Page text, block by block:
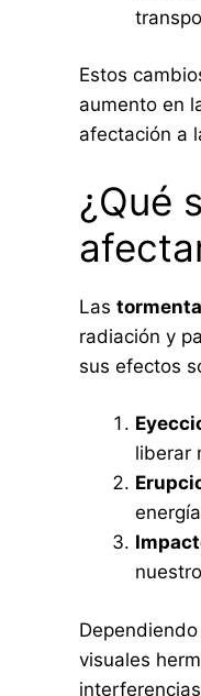
Estos
aumento en
afectación a
¿Qué
Las
radiación y
sus efectos
liberar
visuales